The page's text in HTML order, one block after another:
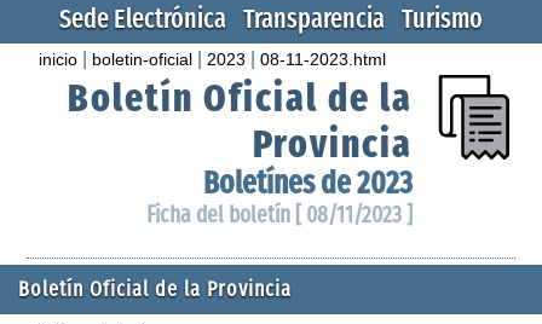
Sede Electrónica Transparencia Turismo
inicio boletin-oficial 2023 |08-11-2023.html
Boletín Oficial de la
Provincia
Boletínes de 2023
Ficha del boletín [ 08/11/2023 ]
Boletín Oficial de la Provincia